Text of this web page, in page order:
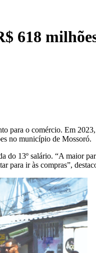
618
para o comércio. Em
no município de Mossoró.
13º salário. “A maior
para ir às compras”,